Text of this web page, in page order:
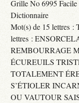
Grille No 6995 Facile
Dictionnaire
Mot(s) de 15 lettres
lettres :
REMBOURRAGE
ÉCUREUILS
TOTALEMENT
S’ÉTIOLER
OU VAUTOUR